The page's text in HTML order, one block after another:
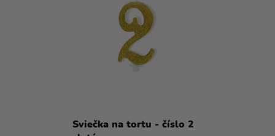
Sviečka na tortu - číslo 2